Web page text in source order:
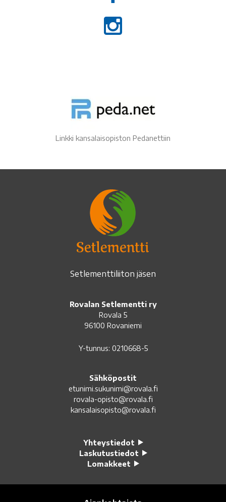
Linkki kansalaisopiston Pedanettiin
Setlementtiliiton jäsen
Rovalan Setlementti ry
Rovala 5
96100 Rovaniemi
Y-tunnus: 0210668-5
Sähköpostit
etunimi.sukunimi@rovala.fi
rovala-opisto@rovala.fi
kansalaisopisto@rovala.fi
Yhteystiedot
Laskutustiedot
Lomakkeet